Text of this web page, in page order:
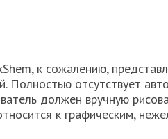
к сожалению,
Полностью отсутствует
должен вручную
к графическим,